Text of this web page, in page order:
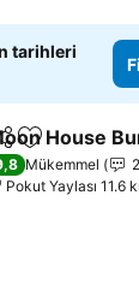
tarihleri
House
Mükemmel
Pokut Yaylası 11.6